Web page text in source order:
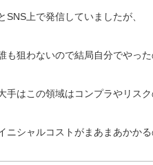
SNS上で発信していましたが、
も狙わないので結局自分でやっ
手はこの領域はコンプラやリス
ニシャルコストがまあまあかか